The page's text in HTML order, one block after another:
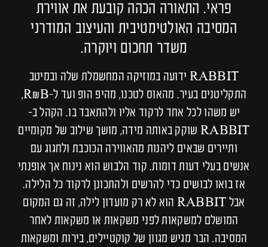
פראי. התאורה הכהה קובעת את אווירת
המסיבה האולטימטיבית והעיצוב המודרני
משדר תחכום ויוקרה.
RABBIT ידועה במוזיקה המחשמלת שלה ובמיטב
התקליטנים בעיר. מהאוס לטכנו, מהיפ הופ ועד ל-R&B,
יש משהו לכל אחד לרקוד אליו ולהתאבד בו. הקהל ב-
RABBIT שוקק באותה מידה, מושך שילוב של מקומיים
ותיירים שבאים ליהנות מהאווירה הכוכבת ולחגוג עם
אנשים בעלי דעות דומות. קוד הלבוש הוא נינוח אך אופנתי
אז בואו לבושים כדי להרשים ולהתכונן לרקוד כל הלילה.
אבל RABBIT הוא לא רק מועדון לילה, זה גם המקום
המושלם למשקאות לפני משקאות או משקאות לאחר
המסיבה. הבר מגיש מגוון של קוקטיילים, בירות ומשקאות